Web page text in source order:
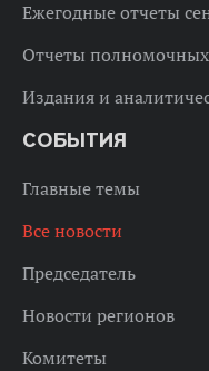
Ежегодные отчеты
Отчеты полномочных
Издания и
СОБЫТИЯ
Главные темы
Все новости
Председатель
Новости регионов
Комитеты